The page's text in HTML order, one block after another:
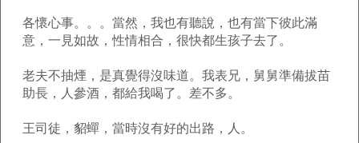
各懷心事。。。當然，我也有聽說，也有當下彼此滿
意，一見如故，性情相合，很快都生孩子去了。
老夫不抽煙，是真覺得沒味道。我表兄，舅舅準備拔苗
助長，人參酒，都給我喝了。差不多。
王司徒，貂蟬，當時沒有好的出路，人。